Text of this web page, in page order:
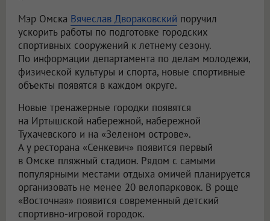
Мэр Омска Вячеслав Двораковский поручил
ускорить работы по подготовке городских
спортивных сооружений к летнему сезону.
По информации департамента по делам молодежи,
физической культуры и спорта, новые спортивные
объекты появятся в каждом округе.
Новые тренажерные городки появятся
на Иртышской набережной, набережной
Тухачевского и на «Зеленом острове».
А у ресторана «Сенкевич» появится первый
в Омске пляжный стадион. Рядом с самыми
популярными местами отдыха омичей планируется
организовать не менее 20 велопарковок. В роще
«Восточная» появится современный детский
спортивно-игровой городок.